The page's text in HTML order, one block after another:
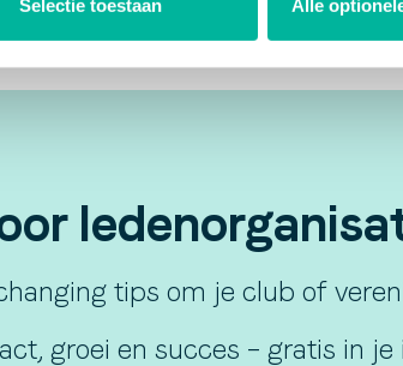
Selectie toestaan Alle
tips om je club of
groei en succes – gratis in